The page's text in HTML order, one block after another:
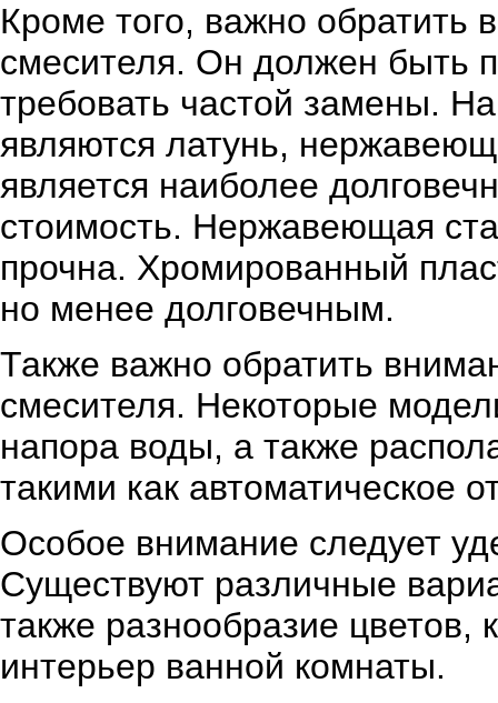
Кроме того, важно обратить
смесителя. Он должен быть
требовать частой замены.
являются латунь,
является наиболее
стоимость. Нержавеющая
прочна. Хромированный
но менее долговечным.
Также важно обратить
смесителя. Некоторые
напора воды, а также
такими как автоматическое
Особое внимание следует
Существуют различные
также разнообразие цветов,
интерьер ванной комнаты.